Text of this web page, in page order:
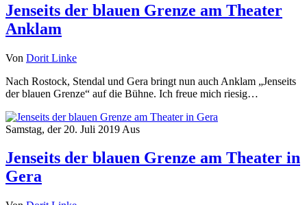
Jenseits der blauen Grenze am Theater
Anklam
Von Dorit Linke
Nach Rostock, Stendal und Gera bringt nun auch Anklam „Jenseits
der blauen Grenze“ auf die Bühne. Ich freue mich riesig…
Samstag, der 20. Juli 2019 Aus
Jenseits der blauen Grenze am Theater in
Gera